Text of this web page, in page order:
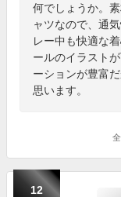
何でしょうか。
ャツなので、通
レー中も快適な
ールのイラスト
ーションが豊富
思います。
12